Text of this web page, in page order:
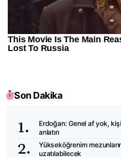
Son Dakika
Erdoğan: Genel af yok,
anlatın
Yükseköğrenim
uzatılabilecek